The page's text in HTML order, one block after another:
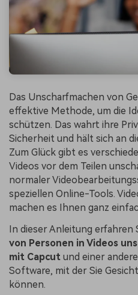
Das Unscharfmachen von
effektive Methode, um die
schützen. Das wahrt ihre
Sicherheit und hält sich an
Zum Glück gibt es
Videos vor dem Teilen
normaler
speziellen Online-Tools.
machen es Ihnen ganz
In dieser Anleitung erfahren
von Personen in Videos
mit Capcut und einer
Software, mit der Sie
können.